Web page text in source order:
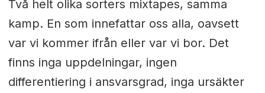
Två helt olika sorters mixtapes, samma
kamp. En som innefattar oss alla, oavsett
var vi kommer ifrån eller var vi bor. Det
finns inga uppdelningar, ingen
differentiering i ansvarsgrad, inga ursäkter